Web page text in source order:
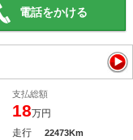
話をかける
支払総額
18万円
走行 22473Km